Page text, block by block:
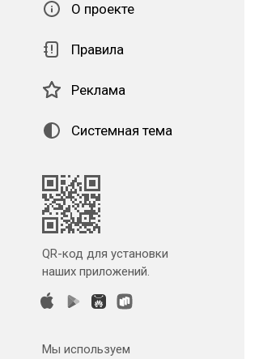
О проекте
Правила
Реклама
Системная тема
QR-код для установки
наших приложений.
Мы используем